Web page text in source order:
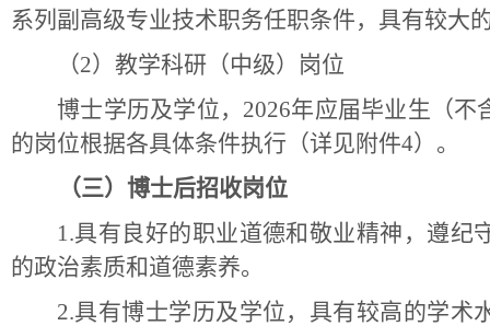
系列副高级专业技术职务任职条件，具有较大
（2）教学科研（中级）岗位
博士学历及学位， 2026年应届毕业生（
的岗位根据各具体条件执行（详见附件4）。
（三）博士后招收岗位
1.具有良好的职业道德和敬业精神，遵纪
的政治素质和道德素养。
2.具有博士学历及学位，具有较高的学术